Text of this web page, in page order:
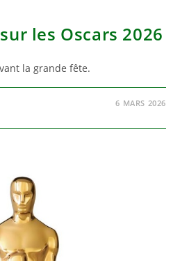
les Oscars 2026
la grande fête.
6 MARS 2026